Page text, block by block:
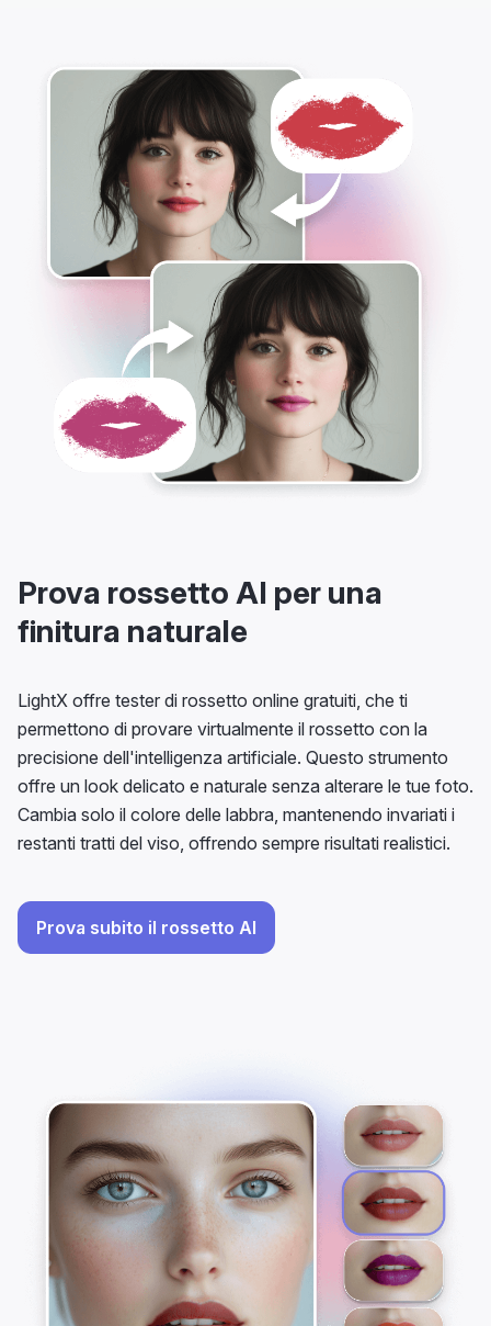
Prova rossetto AI per una
finitura naturale
LightX offre tester di rossetto online gratuiti, che ti
permettono di provare virtualmente il rossetto con la
precisione dell'intelligenza artificiale. Questo strumento
offre un look delicato e naturale senza alterare le tue foto.
Cambia solo il colore delle labbra, mantenendo invariati i
restanti tratti del viso, offrendo sempre risultati realistici.
Prova subito il rossetto AI